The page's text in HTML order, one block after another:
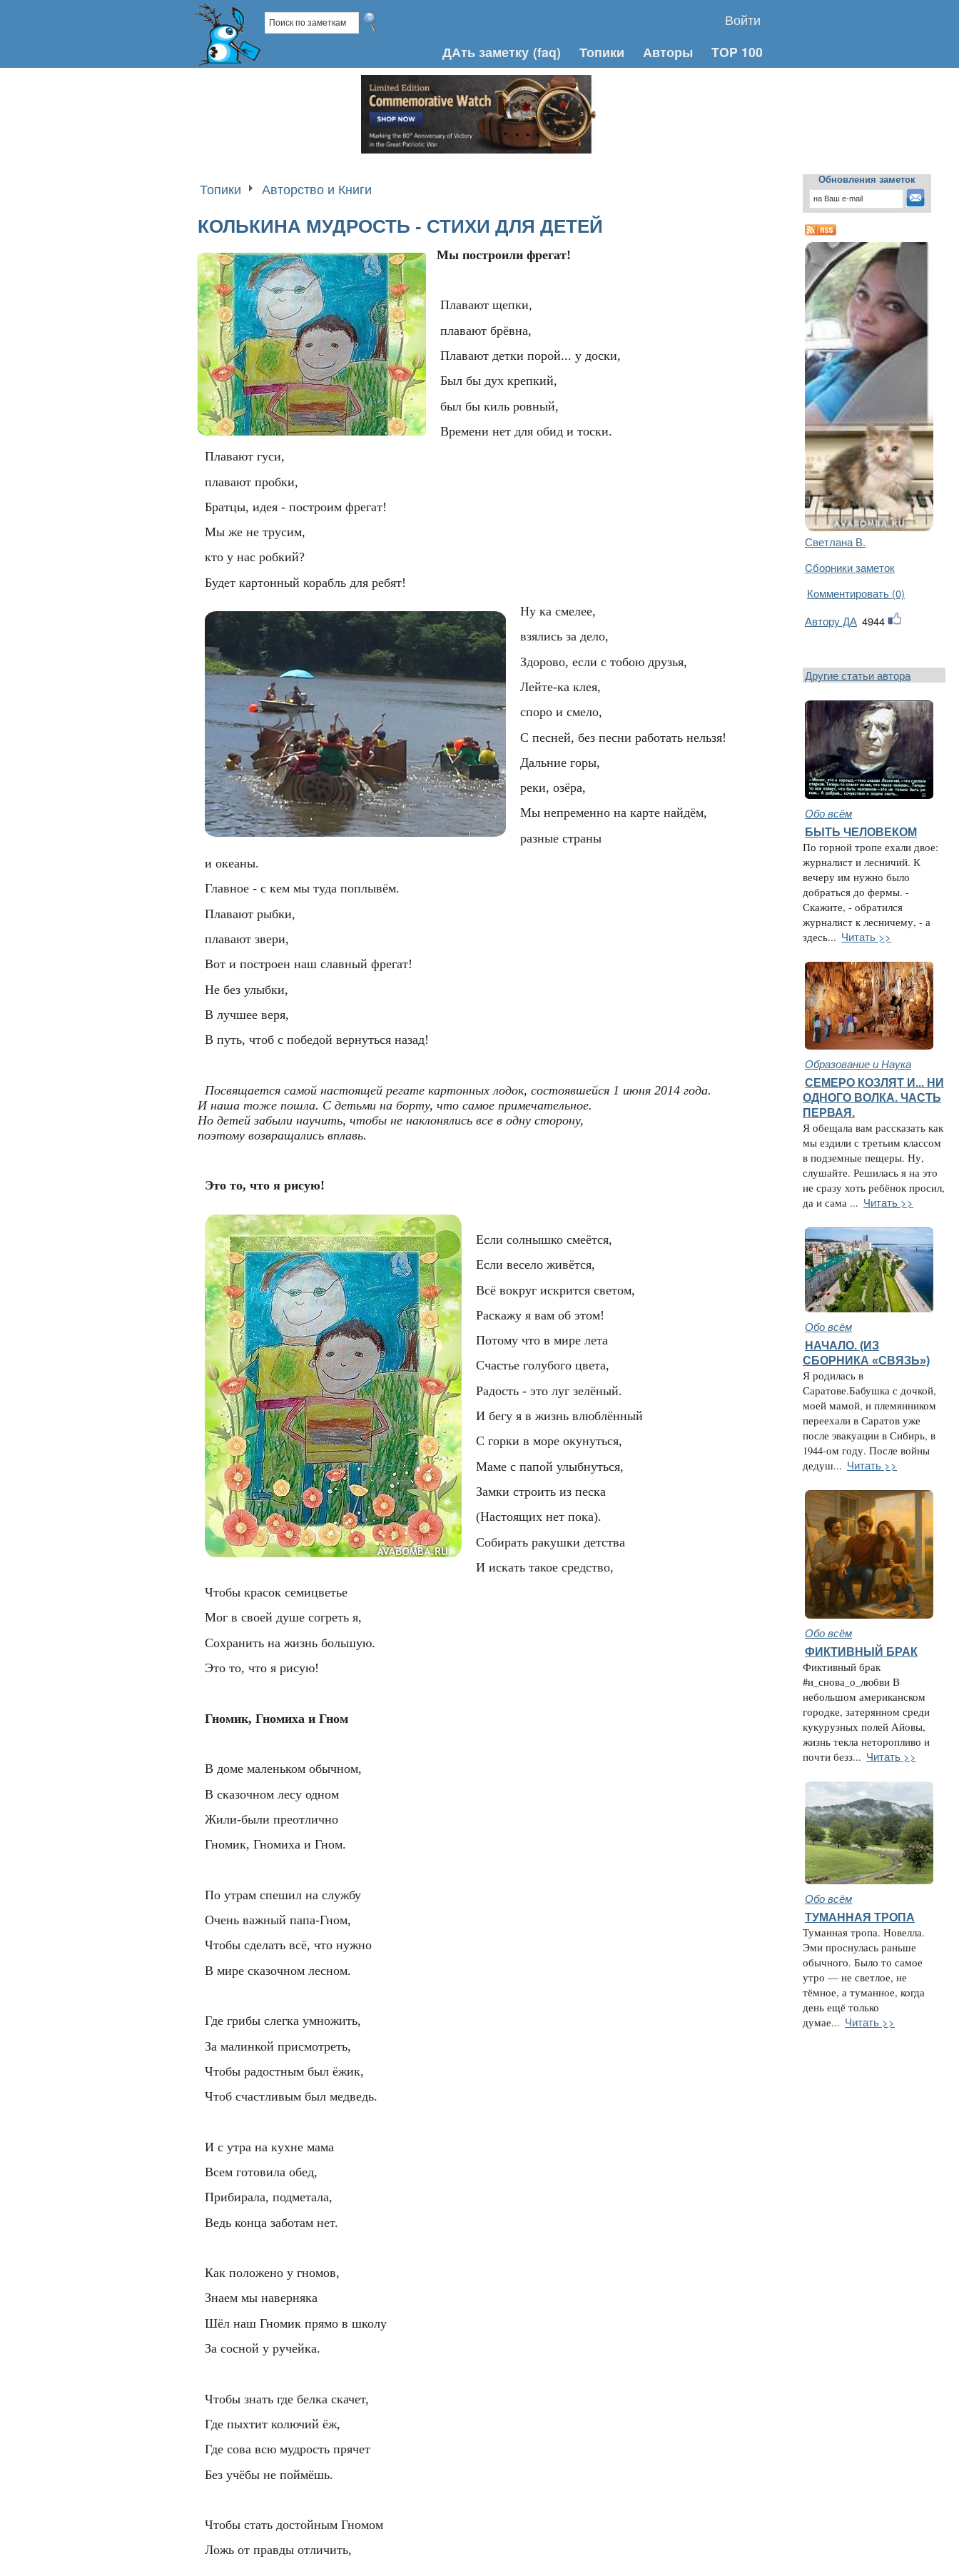
Войти
ДАть заметку (faq) Топики Авторы TOP 100
Топики Авторство и Книги
КОЛЬКИНА МУДРОСТЬ - СТИХИ ДЛЯ ДЕТЕЙ
Мы построили фрегат!
Плавают щепки,
плавают брёвна,
Плавают детки порой... у доски,
Был бы дух крепкий,
был бы киль ровный,
Времени нет для обид и тоски.
Плавают гуси,
плавают пробки,
Братцы, идея - построим фрегат!
Мы же не трусим,
кто у нас робкий?
Будет картонный корабль для ребят!
Ну ка смелее,
взялись за дело,
Здорово, если с тобою друзья,
Лейте-ка клея,
споро и смело,
С песней, без песни работать нельзя!
Дальние горы,
реки, озёра,
Мы непременно на карте найдём,
разные страны
и океаны.
Главное - с кем мы туда поплывём.
Плавают рыбки,
плавают звери,
Вот и построен наш славный фрегат!
Не без улыбки,
В лучшее веря,
В путь, чтоб с победой вернуться назад!
Посвящается самой настоящей регате картонных лодок, состоявшейся 1 июня 2014 года.
И наша тоже пошла. С детьми на борту, что самое примечательное.
Но детей забыли научить, чтобы не наклонялись все в одну сторону,
поэтому возвращались вплавь.
Это то, что я рисую!
Если солнышко смеётся,
Если весело живётся,
Всё вокруг искрится светом,
Раскажу я вам об этом!
Потому что в мире лета
Счастье голубого цвета,
Радость - это луг зелёный.
И бегу я в жизнь влюблённый
С горки в море окунуться,
Маме с папой улыбнуться,
Замки строить из песка
(Настоящих нет пока).
Собирать ракушки детства
И искать такое средство,
Чтобы красок семицветье
Мог в своей душе согреть я,
Сохранить на жизнь большую.
Это то, что я рисую!
Гномик, Гномиха и Гном
В доме маленьком обычном,
В сказочном лесу одном
Жили-были преотлично
Гномик, Гномиха и Гном.
По утрам спешил на службу
Очень важный папа-Гном,
Чтобы сделать всё, что нужно
В мире сказочном лесном.
Где грибы слегка умножить,
За малинкой присмотреть,
Чтобы радостным был ёжик,
Чтоб счастливым был медведь.
И с утра на кухне мама
Всем готовила обед,
Прибирала, подметала,
Ведь конца заботам нет.
Как положено у гномов,
Знаем мы наверняка
Шёл наш Гномик прямо в школу
За сосной у ручейка.
Чтобы знать где белка скачет,
Где пыхтит колючий ёж,
Где сова всю мудрость прячет
Без учёбы не поймёшь.
Чтобы стать достойным Гномом
Ложь от правды отличить,
Обновления заметок
Светлана В.
Cборники заметок
Комментировать (0)
Автору ДА 4944
Другие статьи автора
Обо всём
БЫТЬ ЧЕЛОВЕКОМ
По горной тропе ехали двое:
журналист и лесничий. К
вечеру им нужно было
добраться до фермы. -
Скажите, - обратился
журналист к лесничему, - а
здесь... Читать >>
Образование и Наука
СЕМЕРО КОЗЛЯТ И... НИ
ОДНОГО ВОЛКА. ЧАСТЬ
ПЕРВАЯ.
Я обещала вам рассказать как
мы ездили с третьим классом
в подземные пещеры. Ну,
слушайте. Решилась я на это
не сразу хоть ребёнок просил,
да и сама ... Читать >>
Обо всём
НАЧАЛО. (ИЗ
СБОРНИКА «СВЯЗЬ»)
Я родилась в
Саратове.Бабушка с дочкой,
моей мамой, и племянником
переехали в Саратов уже
после эвакуации в Сибирь, в
1944-ом году. После войны
дедуш... Читать >>
Обо всём
ФИКТИВНЫЙ БРАК
Фиктивный брак
#и_снова_о_любви В
небольшом американском
городке, затерянном среди
кукурузных полей Айовы,
жизнь текла неторопливо и
почти безз... Читать >>
Обо всём
ТУМАННАЯ ТРОПА
Туманная тропа. Новелла.
Эми проснулась раньше
обычного. Было то самое
утро — не светлое, не
тёмное, а туманное, когда
день ещё только
думае... Читать >>